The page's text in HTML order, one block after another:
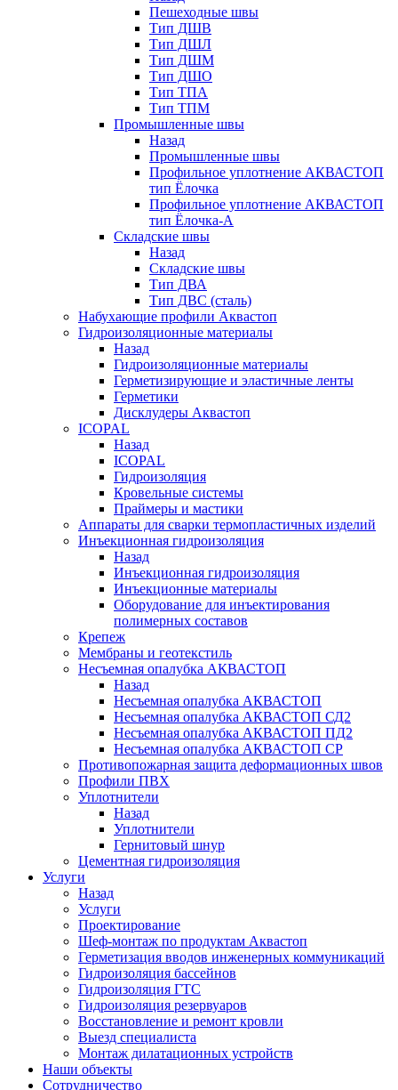
Пешеходные швы
Тип ДШВ
Тип ДШЛ
Тип ДШМ
Тип ДШО
Тип ТПА
Тип ТПМ
Промышленные швы
Назад
Промышленные швы
Профильное уплотнение АКВАСТОП
тип Ёлочка
Профильное уплотнение АКВАСТОП
тип Ёлочка-А
Складские швы
Назад
Складские швы
Тип ДВА
Тип ДВС (сталь)
Набухающие профили Аквастоп
Гидроизоляционные материалы
Назад
Гидроизоляционные материалы
Герметизирующие и эластичные ленты
Герметики
Дисклудеры Аквастоп
ICOPAL
Назад
ICOPAL
Гидроизоляция
Кровельные системы
Праймеры и мастики
Аппараты для сварки термопластичных изделий
Инъекционная гидроизоляция
Назад
Инъекционная гидроизоляция
Инъекционные материалы
Оборудование для инъектирования
полимерных составов
Крепеж
Мембраны и геотекстиль
Несъемная опалубка АКВАСТОП
Назад
Несъемная опалубка АКВАСТОП
Несъемная опалубка АКВАСТОП СД2
Несъемная опалубка АКВАСТОП ПД2
Несъемная опалубка АКВАСТОП СР
Противопожарная защита деформационных швов
Профили ПВХ
Уплотнители
Назад
Уплотнители
Гернитовый шнур
Цементная гидроизоляция
Услуги
Назад
Услуги
Проектирование
Шеф-монтаж по продуктам Аквастоп
Герметизация вводов инженерных коммуникаций
Гидроизоляция бассейнов
Гидроизоляция ГТС
Гидроизоляция резервуаров
Восстановление и ремонт кровли
Выезд специалиста
Монтаж дилатационных устройств
Наши объекты
Сотрудничество